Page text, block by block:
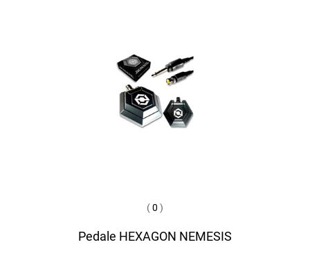
(0 )
Pedale HEXAGON NEMESIS